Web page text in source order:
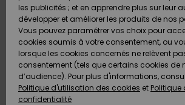
Snow
Nouveautés
Snow
Nouveautés
Communauté
A
Découvrir
Communauté
OUTLET
AIDE &
CONTACT
Cadeau
Quiksilver
Freedom
Protection
des
MAGASINS
les publicités ; et en apprendre plus sur leur
développer et améliorer les produits de nos
Vous pouvez paramétrer vos choix pour
cookies soumis à votre consentement, ou
lorsque les cookies concernés ne relèvent
consentement (tels que certains cookies de
d’audience). Pour plus d'informations,
Politique d'utilisation des cookies et Politique
confidentialité